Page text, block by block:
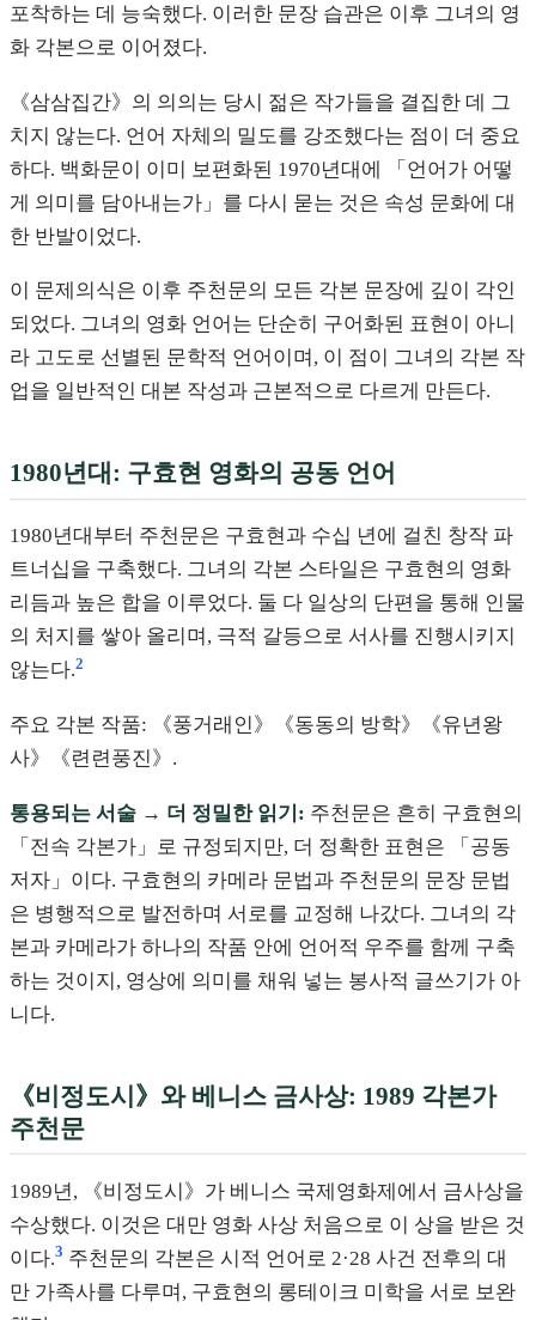
포착하는 데 능숙했다. 이러한 문장 습관은 이후 그녀의 영
화 각본으로 이어졌다.
《삼삼집간》의 의의는 당시 젊은 작가들을 결집한 데 그
치지 않는다. 언어 자체의 밀도를 강조했다는 점이 더 중요
하다. 백화문이 이미 보편화된 1970년대에 「언어가 어떻
게 의미를 담아내는가」를 다시 묻는 것은 속성 문화에 대
한 반발이었다.
이 문제의식은 이후 주천문의 모든 각본 문장에 깊이 각인
되었다. 그녀의 영화 언어는 단순히 구어화된 표현이 아니
라 고도로 선별된 문학적 언어이며, 이 점이 그녀의 각본 작
업을 일반적인 대본 작성과 근본적으로 다르게 만든다.
1980년대: 구효현 영화의 공동 언어
1980년대부터 주천문은 구효현과 수십 년에 걸친 창작 파
트너십을 구축했다. 그녀의 각본 스타일은 구효현의 영화
리듬과 높은 합을 이루었다. 둘 다 일상의 단편을 통해 인물
의 처지를 쌓아 올리며, 극적 갈등으로 서사를 진행시키지
않는다.2
주요 각본 작품: 《풍거래인》《동동의 방학》《유년왕
사》《련련풍진》.
통용되는 서술 → 더 정밀한 읽기: 주천문은 흔히 구효현의
「전속 각본가」로 규정되지만, 더 정확한 표현은 「공동
저자」이다. 구효현의 카메라 문법과 주천문의 문장 문법
은 병행적으로 발전하며 서로를 교정해 나갔다. 그녀의 각
본과 카메라가 하나의 작품 안에 언어적 우주를 함께 구축
하는 것이지, 영상에 의미를 채워 넣는 봉사적 글쓰기가 아
니다.
《비정도시》와 베니스 금사상: 1989 각본가
주천문
1989년, 《비정도시》가 베니스 국제영화제에서 금사상을
수상했다. 이것은 대만 영화 사상 처음으로 이 상을 받은 것
이다.3 주천문의 각본은 시적 언어로 2·28 사건 전후의 대
만 가족사를 다루며, 구효현의 롱테이크 미학을 서로 보완